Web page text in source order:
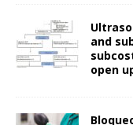
and
open